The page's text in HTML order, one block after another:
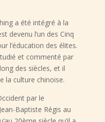
a été intégré à la
devenu l’un des Cinq
l’éducation des élites.
et commenté par
des siècles, et il
la culture chinoise.
par le
Baptiste Régis au